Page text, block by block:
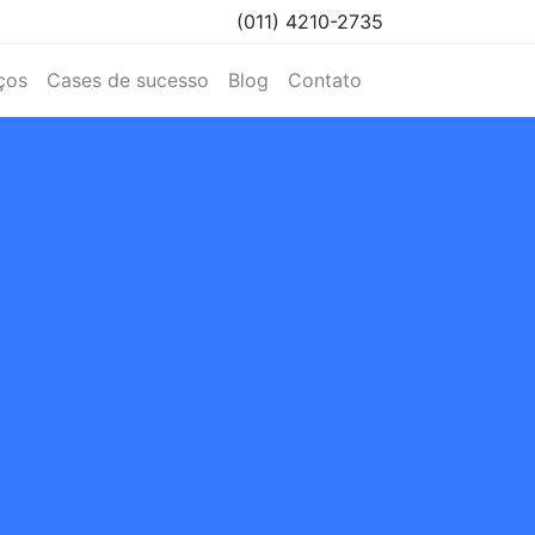
(011) 4210-2735
Cases de sucesso Blog Contato